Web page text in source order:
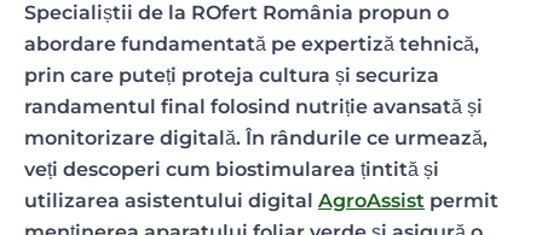
Specialiștii de la ROfert România propun o
abordare fundamentată pe expertiză tehnică,
prin care puteți proteja cultura și securiza
randamentul final folosind nutriție avansată și
monitorizare digitală. În rândurile ce urmează,
veți descoperi cum biostimularea țintită și
utilizarea asistentului digital AgroAssist permit